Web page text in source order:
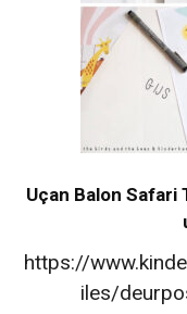
Uçan Balon Safari
https://
iles/